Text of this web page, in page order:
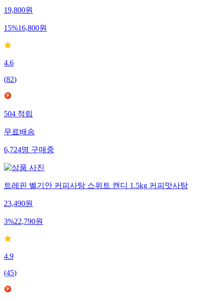
19,800원
15%16,800원
4.6
(82)
504적립
무료배송
6,724명구매중
트레핀 벨기안 커피사탕 스위트 캔디 1.5kg 커피맛사탕
23,490원
3%22,790원
4.9
(45)